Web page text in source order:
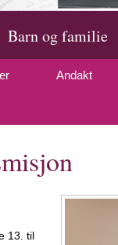
Barn og familie
Andakt
13. til